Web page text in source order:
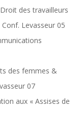
des travailleurs
Levasseur 05
des femmes &
07
aux « Assises de